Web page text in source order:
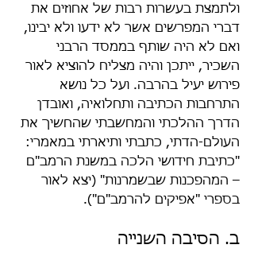
ולתמצת בעשרות רבות של אחוזים את
דברי המפרשים אשר לא ידעו ולא יבינו,
ואם לא היה שותף בממסד הרבני
השכיר, ייתכן והיה מצליח להוציא לאור
פירוש יעיל בהרבה. ועל כל נושא
התרחבות הכתיבה ותחלואיה, ואובדן
הדרך ההלכתי והמחשבתי שהחשיך את
העולם-הדתי, כתבתי ותיארתי במאמרי:
"כתיבת חידושי הלכה במשנת הרמב"ם
– המהפכנות שבשמרנות" (יצא לאור
בספרי "אפיקים להרמב"ם").
ב. הסיבה השנייה